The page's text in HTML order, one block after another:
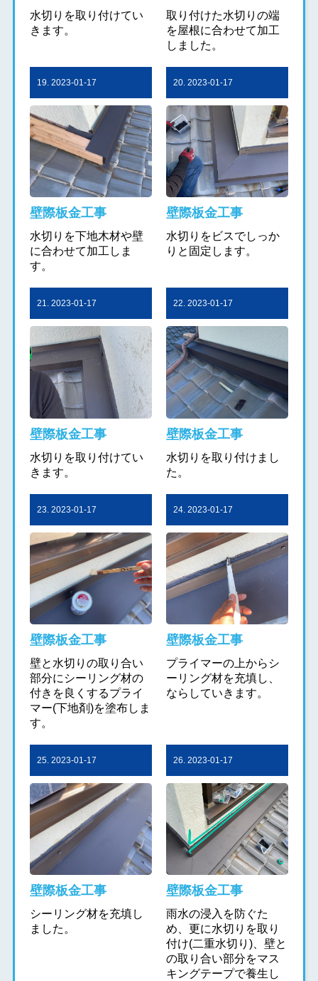
水切りを取り付けてい
きます。
取り付けた水切りの端
を屋根に合わせて加工
しました。
19. 2023-01-17
壁際板金工事
水切りを下地木材や壁
に合わせて加工しま
す。
20. 2023-01-17
壁際板金工事
水切りをビスでしっか
りと固定します。
21. 2023-01-17
壁際板金工事
水切りを取り付けてい
きます。
22. 2023-01-17
壁際板金工事
水切りを取り付けまし
た。
23. 2023-01-17
壁際板金工事
壁と水切りの取り合い
部分にシーリング材の
付きを良くするプライ
マー(下地剤)を塗布しま
す。
24. 2023-01-17
壁際板金工事
プライマーの上からシ
ーリング材を充填し、
ならしていきます。
25. 2023-01-17
壁際板金工事
シーリング材を充填し
ました。
26. 2023-01-17
壁際板金工事
雨水の浸入を防ぐた
め、更に水切りを取り
付け(二重水切り)、壁と
の取り合い部分をマス
キングテープで養生し